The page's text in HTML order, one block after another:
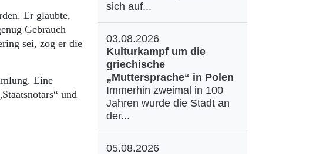
Er glaubte,
Gebrauch
sei, zog er die
Eine
und
sich auf...
03.08.2026
Kulturkampf um die
griechische
„Muttersprache“ in Polen
Immerhin zweimal in 100
Jahren wurde die Stadt an
der...
05.08.2026